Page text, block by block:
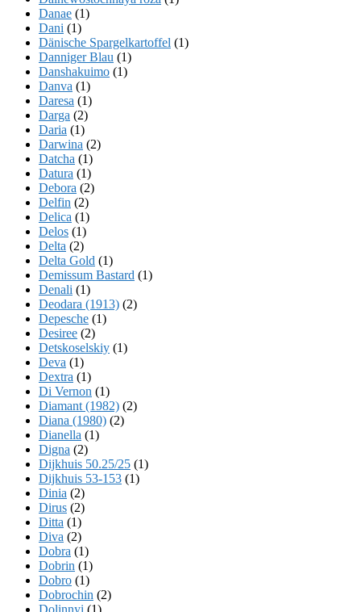
Danae (1)
Dani (1)
Dänische Spargelkartoffel (1)
Danniger Blau (1)
Danshakuimo (1)
Danva (1)
Daresa (1)
Darga (2)
Daria (1)
Darwina (2)
Datcha (1)
Datura (1)
Debora (2)
Delfin (2)
Delica (1)
Delos (1)
Delta (2)
Delta Gold (1)
Demissum Bastard (1)
Denali (1)
Deodara (1913) (2)
Depesche (1)
Desiree (2)
Detskoselskiy (1)
Deva (1)
Dextra (1)
Di Vernon (1)
Diamant (1982) (2)
Diana (1980) (2)
Dianella (1)
Digna (2)
Dijkhuis 50.25/25 (1)
Dijkhuis 53-153 (1)
Dinia (2)
Dirus (2)
Ditta (1)
Diva (2)
Dobra (1)
Dobrin (1)
Dobro (1)
Dobrochin (2)
Dolinnyi (1)